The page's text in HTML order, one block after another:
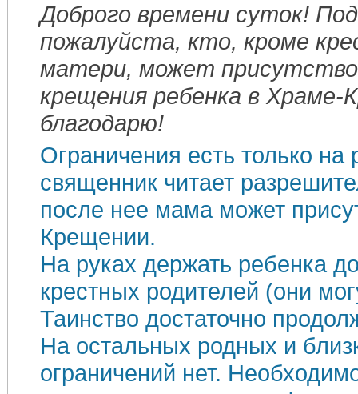
Доброго времени суток!
пожалуйста, кто, кроме
матери, может
крещения ребенка в Храме-
благодарю!
Ограничения есть только на
священник читает
после нее мама может
Крещении.
На руках держать ребенка
крестных родителей (они
Таинство достаточно
На остальных родных и
ограничений нет.